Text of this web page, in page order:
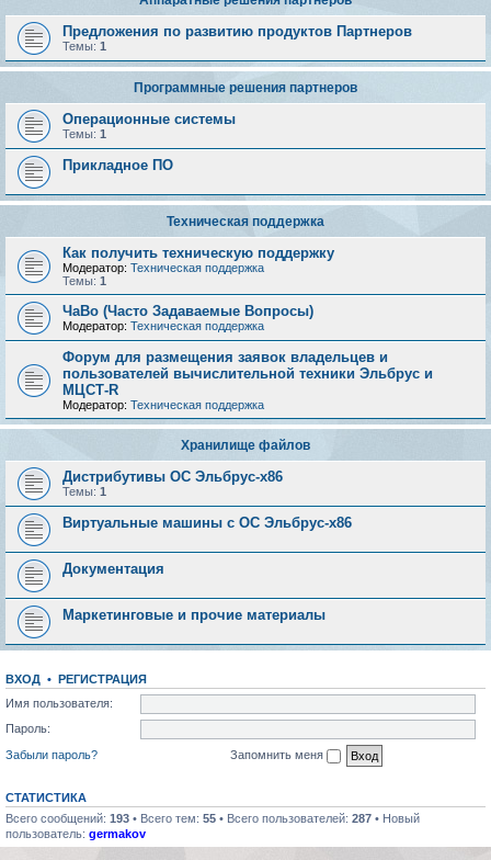
Предложения по развитию продуктов Партнеров
Темы: 1
Программные решения партнеров
Операционные системы
Темы: 1
Прикладное ПО
Техническая поддержка
Как получить техническую поддержку
Модератор: Техническая поддержка
Темы: 1
ЧаВо (Часто Задаваемые Вопросы)
Модератор: Техническая поддержка
Форум для размещения заявок владельцев и
пользователей вычислительной техники Эльбрус и
МЦСТ-R
Модератор: Техническая поддержка
Хранилище файлов
Дистрибутивы ОС Эльбрус-x86
Темы: 1
Виртуальные машины с ОС Эльбрус-x86
Документация
Маркетинговые и прочие материалы
ВХОД • РЕГИСТРАЦИЯ
Имя пользователя:
Пароль:
Забыли пароль?
Запомнить меня
СТАТИСТИКА
Всего сообщений: 193 • Всего тем: 55 • Всего пользователей: 287 • Новый
пользователь: germakov